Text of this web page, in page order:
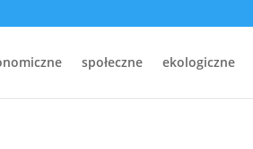
społeczne ekologiczne